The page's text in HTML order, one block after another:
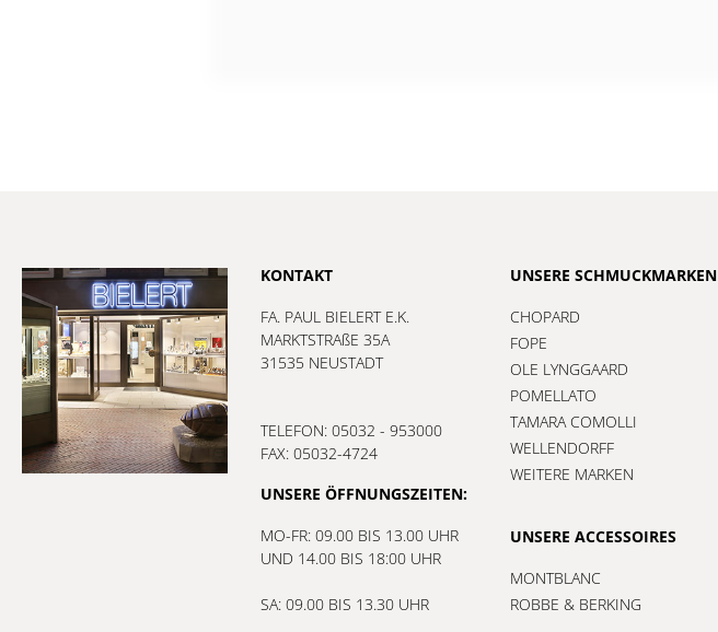
KONTAKT
FA. PAUL BIELERT E.K.
MARKTSTRAßE 35A
31535 NEUSTADT
TELEFON: 05032 - 953000
FAX: 05032-4724
UNSERE ÖFFNUNGSZEITEN:
MO-FR: 09.00 BIS 13.00 UHR
UND 14.00 BIS 18:00 UHR
SA: 09.00 BIS 13.30 UHR
UNSERE SCHMUCKMARKEN
CHOPARD
FOPE
OLE LYNGGAARD
POMELLATO
TAMARA COMOLLI
WELLENDORFF
WEITERE MARKEN
UNSERE ACCESSOIRES
MONTBLANC
ROBBE & BERKING